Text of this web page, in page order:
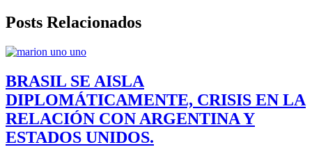
Posts Relacionados
BRASIL SE AISLA
DIPLOMÁTICAMENTE, CRISIS EN LA
RELACIÓN CON ARGENTINA Y
ESTADOS UNIDOS.